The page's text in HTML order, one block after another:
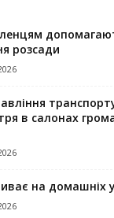
розсади
в салонах
на домашніх